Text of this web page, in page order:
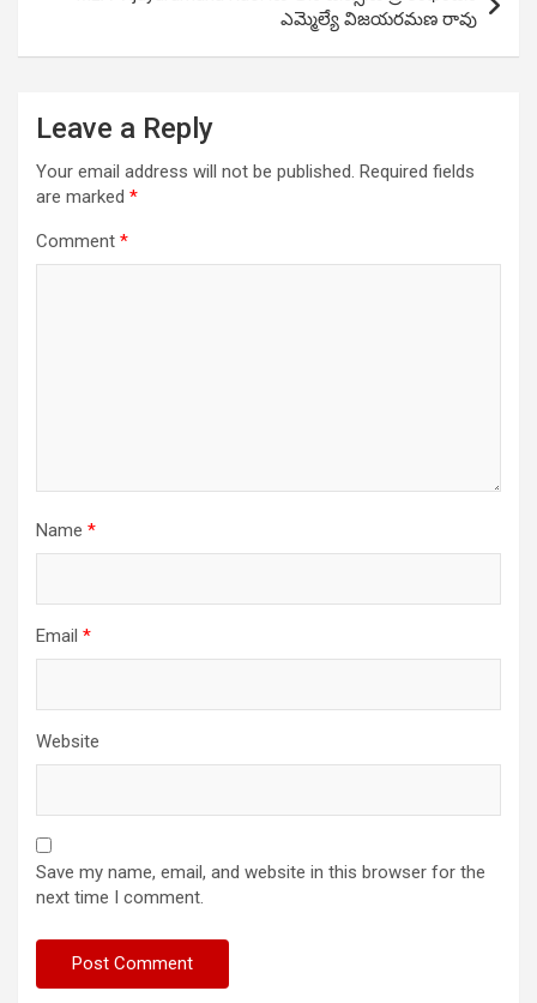
ఎమ్మెల్యే విజయరమణ రావు
Leave a Reply
Your email address will not be published. Required fields
are marked *
Comment *
Name *
Email *
Website
Save my name, email, and website in this browser for the
next time I comment.